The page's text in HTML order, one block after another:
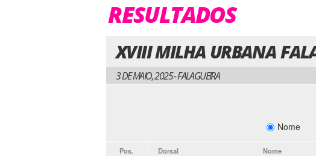
RESULTADOS
XVIII MILHA URBANA
3 DE MAIO, 2025 - FALAGUEIRA
Nome
Pos. Dorsal Nome